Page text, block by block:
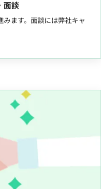
面談
ます。面談には弊社キャ